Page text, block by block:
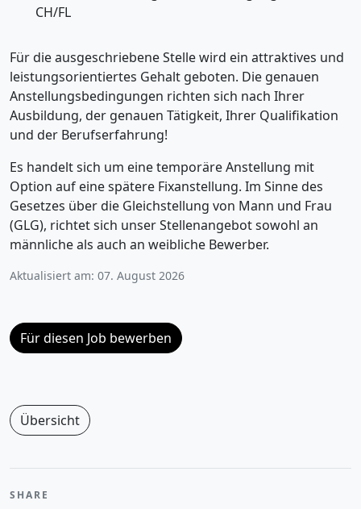
SHARE
CH/FL
Für die ausgeschriebene Stelle wird ein attraktives und
leistungsorientiertes Gehalt geboten. Die genauen
Anstellungsbedingungen richten sich nach Ihrer
Ausbildung, der genauen Tätigkeit, Ihrer Qualifikation
und der Berufserfahrung!
Es handelt sich um eine temporäre Anstellung mit
Option auf eine spätere Fixanstellung. Im Sinne des
Gesetzes über die Gleichstellung von Mann und Frau
(GLG), richtet sich unser Stellenangebot sowohl an
männliche als auch an weibliche Bewerber.
Aktualisiert am: 07. August 2026
Für diesen Job bewerben
Übersicht